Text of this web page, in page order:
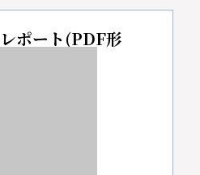
ポート(PDF形